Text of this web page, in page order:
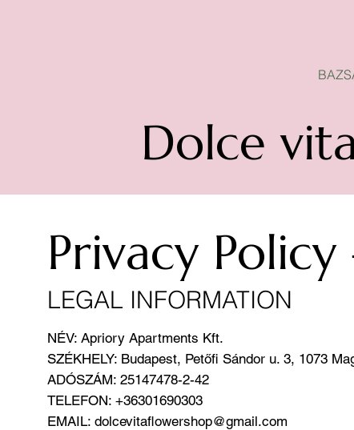
Dolce
​Privacy
LEGAL INFORMATION
NÉV: Apriory Apartments Kft.
SZÉKHELY: Budapest, Petőfi Sándor u. 3, 1073
ADÓSZÁM: 25147478-2-42
TELEFON: +36301690303
EMAIL:dolcevitaflowershop@gmail.com